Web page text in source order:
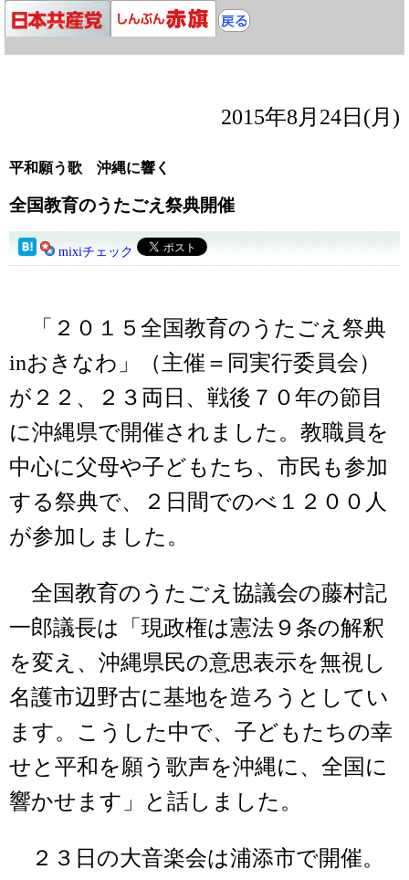
2015年8月24日(月)
平和願う歌 沖縄に響く
全国教育のうたごえ祭典開催
mixiチェック
「２０１５全国教育のうたごえ祭典
inおきなわ」（主催＝同実行委員会）
が２２、２３両日、戦後７０年の節目
に沖縄県で開催されました。教職員を
中心に父母や子どもたち、市民も参加
する祭典で、２日間でのべ１２００人
が参加しました。
全国教育のうたごえ協議会の藤村記
一郎議長は「現政権は憲法９条の解釈
を変え、沖縄県民の意思表示を無視し
名護市辺野古に基地を造ろうとしてい
ます。こうした中で、子どもたちの幸
せと平和を願う歌声を沖縄に、全国に
響かせます」と話しました。
２３日の大音楽会は浦添市で開催。